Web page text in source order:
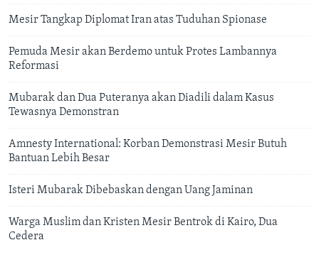
Mesir Tangkap Diplomat Iran atas Tuduhan Spionase
Pemuda Mesir akan Berdemo untuk Protes Lambannya
Reformasi
Mubarak dan Dua Puteranya akan Diadili dalam Kasus
Tewasnya Demonstran
Amnesty International: Korban Demonstrasi Mesir Butuh
Bantuan Lebih Besar
Isteri Mubarak Dibebaskan dengan Uang Jaminan
Warga Muslim dan Kristen Mesir Bentrok di Kairo, Dua
Cedera